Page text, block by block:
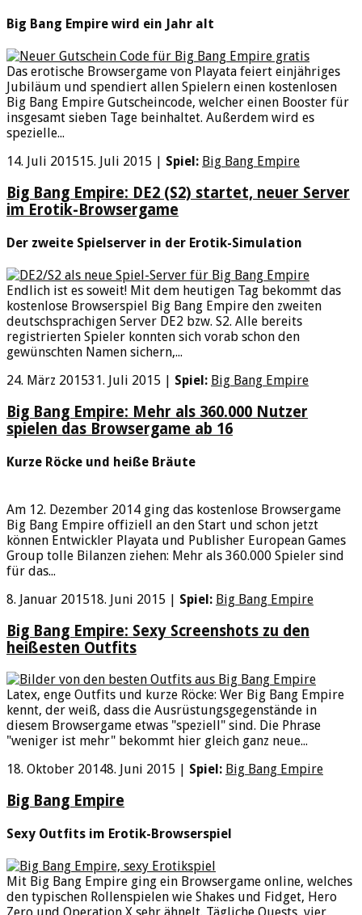
Big Bang Empire wird ein Jahr alt
Das erotische Browsergame von Playata feiert einjähriges
Jubiläum und spendiert allen Spielern einen kostenlosen
Big Bang Empire Gutscheincode, welcher einen Booster für
insgesamt sieben Tage beinhaltet. Außerdem wird es
spezielle...
14. Juli 201515. Juli 2015 | Spiel: Big Bang Empire
Big Bang Empire: DE2 (S2) startet, neuer Server
im Erotik-Browsergame
Der zweite Spielserver in der Erotik-Simulation
Endlich ist es soweit! Mit dem heutigen Tag bekommt das
kostenlose Browserspiel Big Bang Empire den zweiten
deutschsprachigen Server DE2 bzw. S2. Alle bereits
registrierten Spieler konnten sich vorab schon den
gewünschten Namen sichern,...
24. März 201531. Juli 2015 Spiel: Big Bang Empire
Big Bang Empire: Mehr als 360.000 Nutzer
spielen das Browsergame ab 16
Kurze Röcke und heiße Bräute
Am 12. Dezember 2014 ging das kostenlose Browsergame
Big Bang Empire offiziell an den Start und schon jetzt
können Entwickler Playata und Publisher European Games
Group tolle Bilanzen ziehen: Mehr als 360.000 Spieler sind
für das...
8. Januar 201518. Juni 2015 Spiel: Big Bang Empire
Big Bang Empire: Sexy Screenshots zu den
heißesten Outfits
Latex, enge Outfits und kurze Röcke: Wer Big Bang Empire
kennt, der weiß, dass die Ausrüstungsgegenstände in
diesem Browsergame etwas "speziell" sind. Die Phrase
"weniger ist mehr" bekommt hier gleich ganz neue...
18. Oktober 20148. Juni 2015 | Spiel: Big Bang Empire
Big Bang Empire
Sexy Outfits im Erotik-Browserspiel
Mit Big Bang Empire ging ein Browsergame online, welches
den typischen Rollenspielen wie Shakes und Fidget, Hero